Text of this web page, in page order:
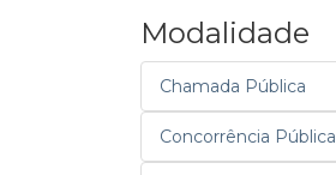
Modalidade
Chamada Pública
Concorrência Pública